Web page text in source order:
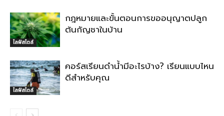
ไลฟ์สไตล์
กฎหมายและขั้นตอนการขออนุญาตปลูก
ต้นกัญชาในบ้าน
ไลฟ์สไตล์
คอร์สเรียนดำน้ำมีอะไรบ้าง? เรียนแบบไหน
ดีสำหรับคุณ